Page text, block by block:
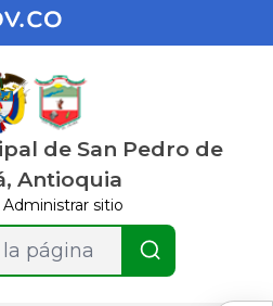
de San Pedro de
Antioquia
Administrar sitio
página